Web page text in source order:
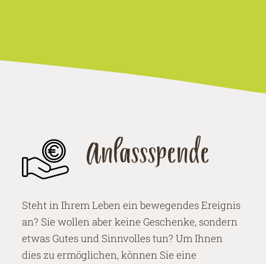
Anlassspende
Steht in Ihrem Leben ein bewegendes Ereignis
an? Sie wollen aber keine Geschenke, sondern
etwas Gutes und Sinnvolles tun? Um Ihnen
dies zu ermöglichen, können Sie eine